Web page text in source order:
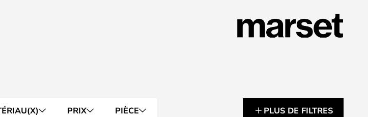
PRIX PIÈCE PLUS DE FILTRES